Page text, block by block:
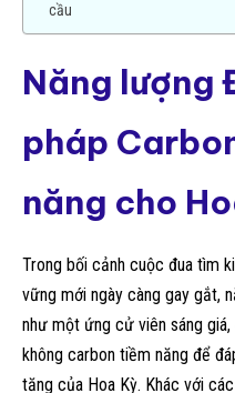
cầu
Năng lượng
pháp
năng cho
Trong bối cảnh cuộc đua tìm
vững mới ngày càng gay gắt,
như một ứng cử viên sáng
không carbon tiềm năng để
tăng của Hoa Kỳ. Khác với